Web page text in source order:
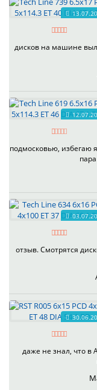
дисков на машине
подмосковью, избегаю
отзыв. Смотрятся
даже не знал, что в